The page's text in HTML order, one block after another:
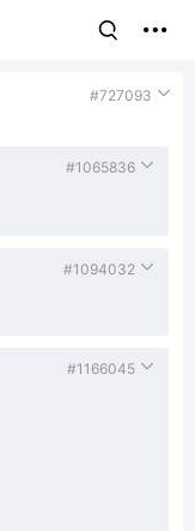
#727093
#1065836
#1094032
#1166045